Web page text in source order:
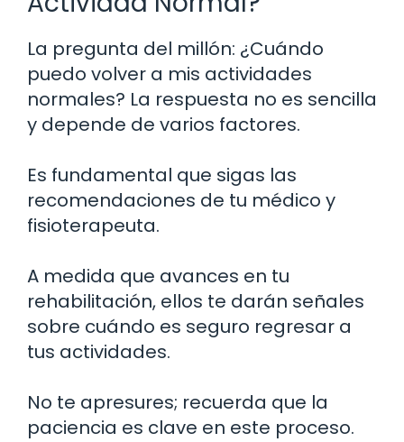
La pregunta del millón: ¿Cuándo
puedo volver a mis actividades
normales? La respuesta no es sencilla
y depende de varios factores.
Es fundamental que sigas las
recomendaciones de tu médico y
fisioterapeuta.
A medida que avances en tu
rehabilitación, ellos te darán señales
sobre cuándo es seguro regresar a
tus actividades.
No te apresures; recuerda que la
paciencia es clave en este proceso.